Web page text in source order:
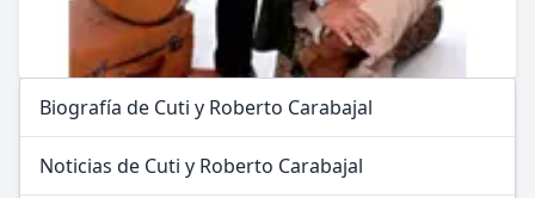
Biografía de Cuti y Roberto Carabajal
Noticias de Cuti y Roberto Carabajal